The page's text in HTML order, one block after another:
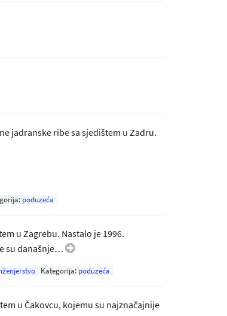
jadranske ribe sa sjedištem u Zadru.
poduzeća
u Zagrebu. Nastalo je 1996.
su današnje…
Kategorija: poduzeća
u Čakovcu, kojemu su najznačajnije